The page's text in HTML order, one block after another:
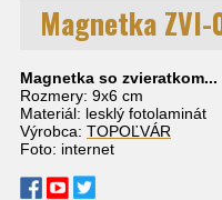
Magnetka ZVI-
Magnetka so zvieratkom...
Rozmery: 9x6 cm
Materiál: lesklý fotolaminát
Výrobca: TOPOĽVÁR
Foto: internet